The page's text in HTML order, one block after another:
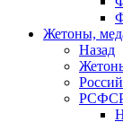
Жетоны,
Назад